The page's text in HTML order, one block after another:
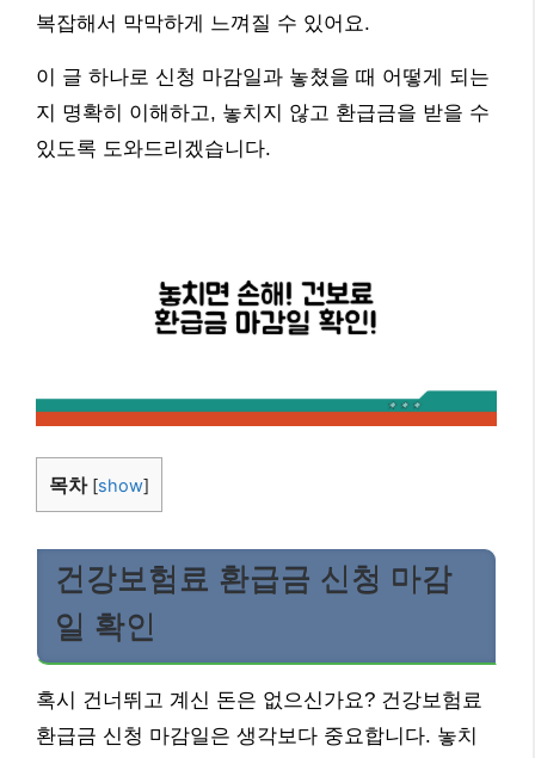
복잡해서 막막하게 느껴질 수 있어요.
이 글 하나로 신청 마감일과 놓쳤을 때 어떻게 되는
지 명확히 이해하고, 놓치지 않고 환급금을 받을 수
있도록 도와드리겠습니다.
목차 [show]
건강보험료 환급금 신청 마감
일 확인
혹시 건너뛰고 계신 돈은 없으신가요? 건강보험료
환급금 신청 마감일은 생각보다 중요합니다. 놓치